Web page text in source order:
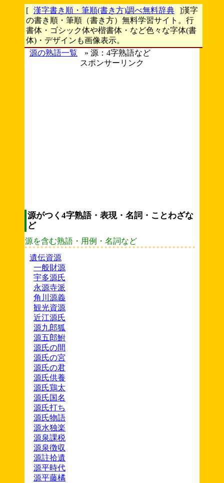
[ 漢字書き順・筆順(書き方)調べ無料辞典 ]漢字
の書き順・筆順（書き方）無料学習サイト。行
書体・ゴシック体や楷書体・など色々な字体(書
体)・デザインも画像表示。
源の熟語一覧
» 源：4字熟語など
スポンサーリンク
源がつく4字熟語・表現・名詞・ことわざな
ど
源を含む熟語・用例・名詞など
遺伝資源
一般財源
宇多源氏
永源寺派
角川源義
観光資源
近江源氏
源九郎狐
源五郎鮒
源氏の間
源氏の宮
源氏の君
源氏供養
源氏鶏太
源氏国名
源氏打ち
源氏物語
源水独楽
源泉課税
源泉徴収
源註拾遺
源平時代
源平藤橘